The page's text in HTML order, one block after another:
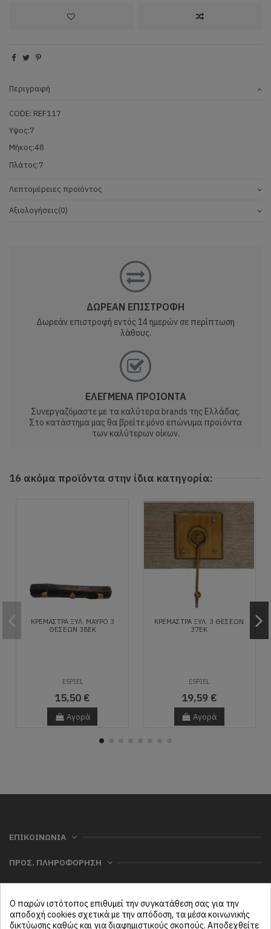
Περιγραφή
CODE: REF117
Υψος:7
Μήκος:48
Πλάτος:7
Λεπτομέρειες προϊόντος
Αξιολογήσεις(0)
ΔΩΡΕΑΝ ΕΠΙΣΤΡΟΦΗ
Δωρεάν επιστροφή εντός 14 ημερών σε περίπτωση
λάθους.
ΕΛΕΓΜΕΝΑ ΠΡΟΙΟΝΤΑ
Συνεργαζόμαστε με τα καλύτερα brands της Ελλάδας.
Στο κατάστημα μας θα βρείτε μόνο επώνυμα προϊόντα
των καλύτερων οίκων.
16 ακόμα προϊόντα στην ίδια κατηγορία:
ΚΡΕΜΑΣΤΡΑ ΞΥΛ. ΜΑΥΡΟ 3
ΘΕΣΕΩΝ 38ΕΚ
ESPIEL
15,50 €
Αγορά
ΚΡΕΜΑΣΤΡΑ ΞΥΛ. 3 ΘΕΣΕΩΝ
37ΕΚ
ESPIEL
19,59 €
Αγορά
ΕΠΙΚΟΙΝΩΝΙΑ
ΠΡΟΣ. ΠΛΗΡΟΦΟΡΗΣΗ
ΜΕΝΟΥ
Ο παρών ιστότοπος επιθυμεί την συγκατάθεση σας για την
αποδοχή cookies σχετικά με την απόδοση, τα μέσα κοινωνικής
δικτύωσης καθώς και για διαφημιστικούς σκοπούς. Αποδεχθείτε